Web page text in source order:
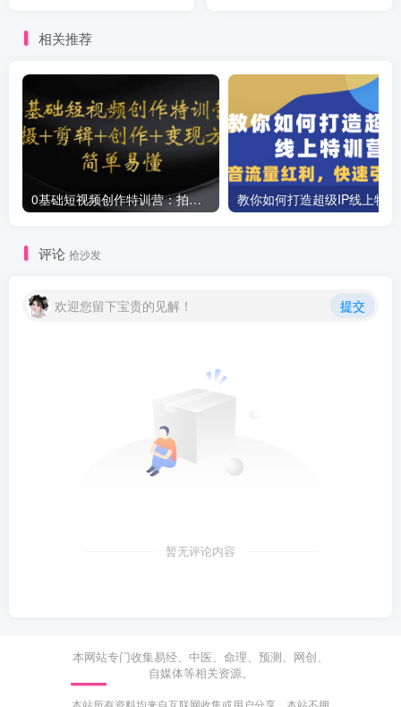
相关推荐
0基础短视频创作特训营：拍摄+剪辑+创作+变现方法
评论 抢沙发
欢迎您留下宝贵的见解！ 提交
暂无评论内容
本网站专门收集易经、中医、命理、预测、网创、
自媒体等相关资源。